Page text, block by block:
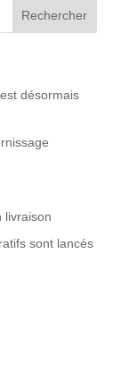
désormais
livraison
sont lancés